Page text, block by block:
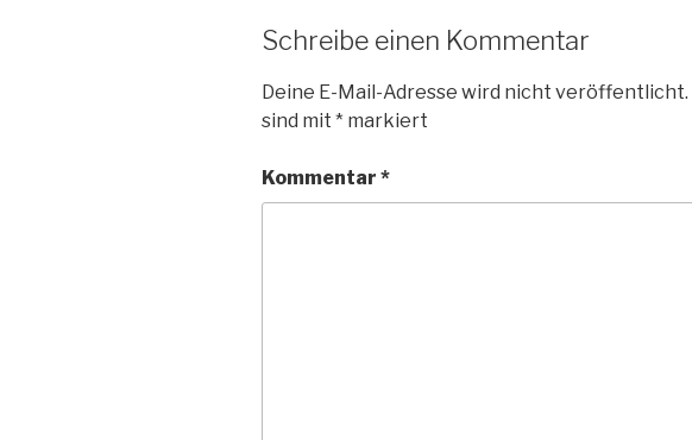
Schreibe einen Kommentar
Deine E-Mail-Adresse wird nicht veröffentlicht.
sind mit * markiert
Kommentar *